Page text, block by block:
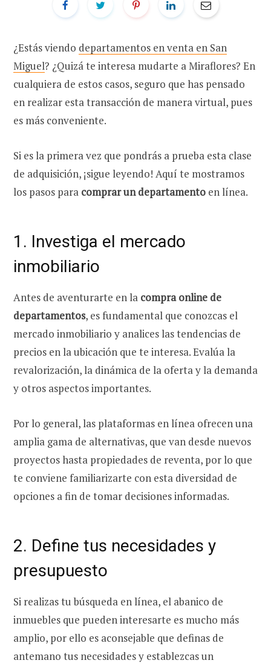
¿Estás viendo departamentos en venta en San
Miguel? ¿Quizá te interesa mudarte a Miraflores? En
cualquiera de estos casos, seguro que has pensado
en realizar esta transacción de manera virtual, pues
es más conveniente.
Si es la primera vez que pondrás a prueba esta clase
de adquisición, ¡sigue leyendo! Aquí te mostramos
los pasos para comprar un departamento en línea.
1. Investiga el mercado
inmobiliario
Antes de aventurarte en la compra online de
departamentos, es fundamental que conozcas el
mercado inmobiliario y analices las tendencias de
precios en la ubicación que te interesa. Evalúa la
revalorización, la dinámica de la oferta y la demanda
y otros aspectos importantes.
Por lo general, las plataformas en línea ofrecen una
amplia gama de alternativas, que van desde nuevos
proyectos hasta propiedades de reventa, por lo que
te conviene familiarizarte con esta diversidad de
opciones a fin de tomar decisiones informadas.
2. Define tus necesidades y
presupuesto
Si realizas tu búsqueda en línea, el abanico de
inmuebles que pueden interesarte es mucho más
amplio, por ello es aconsejable que definas de
antemano tus necesidades y establezcas un